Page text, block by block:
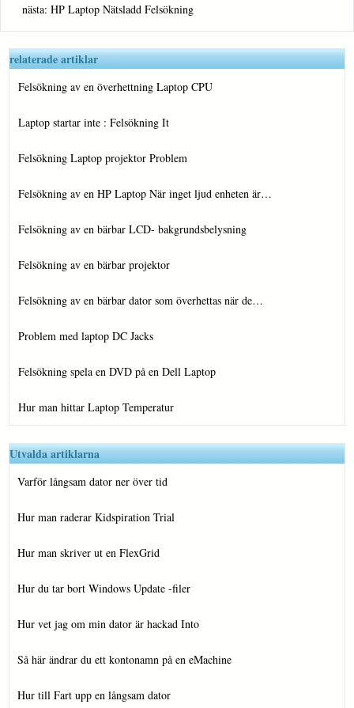
nästa:HP Laptop Nätsladd Felsökning
relaterade artiklar
Felsökning av en överhettning Laptop CPU
Laptop startar inte : Felsökning It
Felsökning Laptop projektor Problem
Felsökning av en HP Laptop När inget ljud enheten är…
Felsökning av en bärbar LCD- bakgrundsbelysning
Felsökning av en bärbar projektor
Felsökning av en bärbar dator som överhettas när de…
Problem med laptop DC Jacks
Felsökning spela en DVD på en Dell Laptop
Hur man hittar Laptop Temperatur
Utvalda artiklarna
Varför långsam dator ner över tid
Hur man raderar Kidspiration Trial
Hur man skriver ut en FlexGrid
Hur du tar bort Windows Update -filer
Hur vet jag om min dator är hackad Into
Så här ändrar du ett kontonamn på en eMachine
Hur till Fart upp en långsam dator